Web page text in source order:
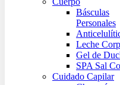
Básculas
Personales
Leche
Gel de
SPA Sal
Cuidado Capilar